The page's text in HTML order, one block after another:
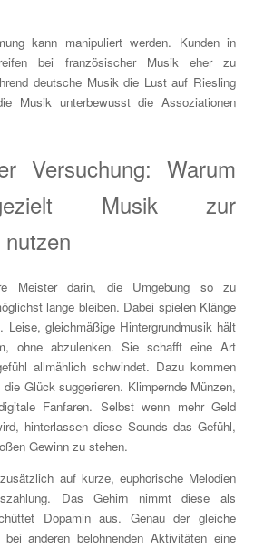
kann manipuliert werden. Kunden in
bei französischer Musik eher zu
deutsche Musik die Lust auf Riesling
Musik unterbewusst die Assoziationen
Versuchung: Warum
Musik zur
Meister darin, die Umgebung so zu
lange bleiben. Dabei spielen Klänge
Leise, gleichmäßige Hintergrundmusik hält
ohne abzulenken. Sie schafft eine Art
allmählich schwindet. Dazu kommen
Glück suggerieren. Klimpernde Münzen,
Fanfaren. Selbst wenn mehr Geld
hinterlassen diese Sounds das Gefühl,
Gewinn zu stehen.
auf kurze, euphorische Melodien
Das Gehirn nimmt diese als
Dopamin aus. Genau der gleiche
anderen belohnenden Aktivitäten eine